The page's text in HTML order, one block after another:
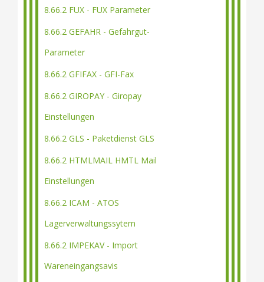
8.66.2 FUX - FUX Parameter
8.66.2 GEFAHR - Gefahrgut-
Parameter
8.66.2 GFIFAX - GFI-Fax
8.66.2 GIROPAY - Giropay
Einstellungen
8.66.2 GLS - Paketdienst GLS
8.66.2 HTMLMAIL HMTL Mail
Einstellungen
8.66.2 ICAM - ATOS
Lagerverwaltungssytem
8.66.2 IMPEKAV - Import
Wareneingangsavis